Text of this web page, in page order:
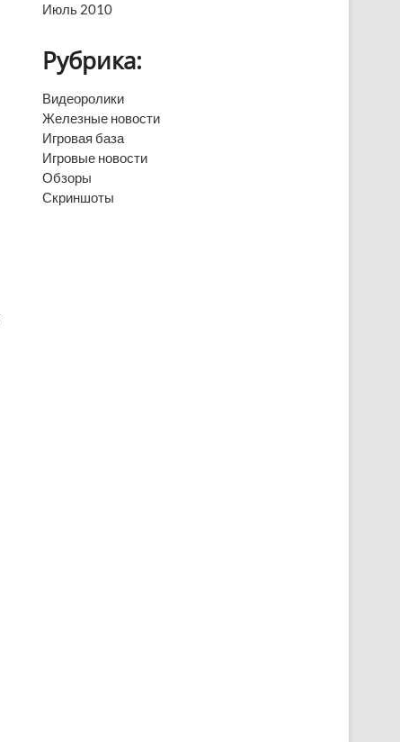
Июль 2010
Рубрика:
Видеоролики
Железные новости
Игровая база
Игровые новости
Обзоры
Скриншоты